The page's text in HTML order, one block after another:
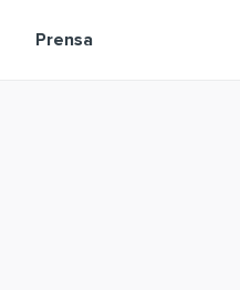
Prensa